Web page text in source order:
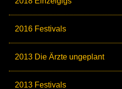
2016 Festivals
2013 Die Ärzte ungeplant
2013 Festivals